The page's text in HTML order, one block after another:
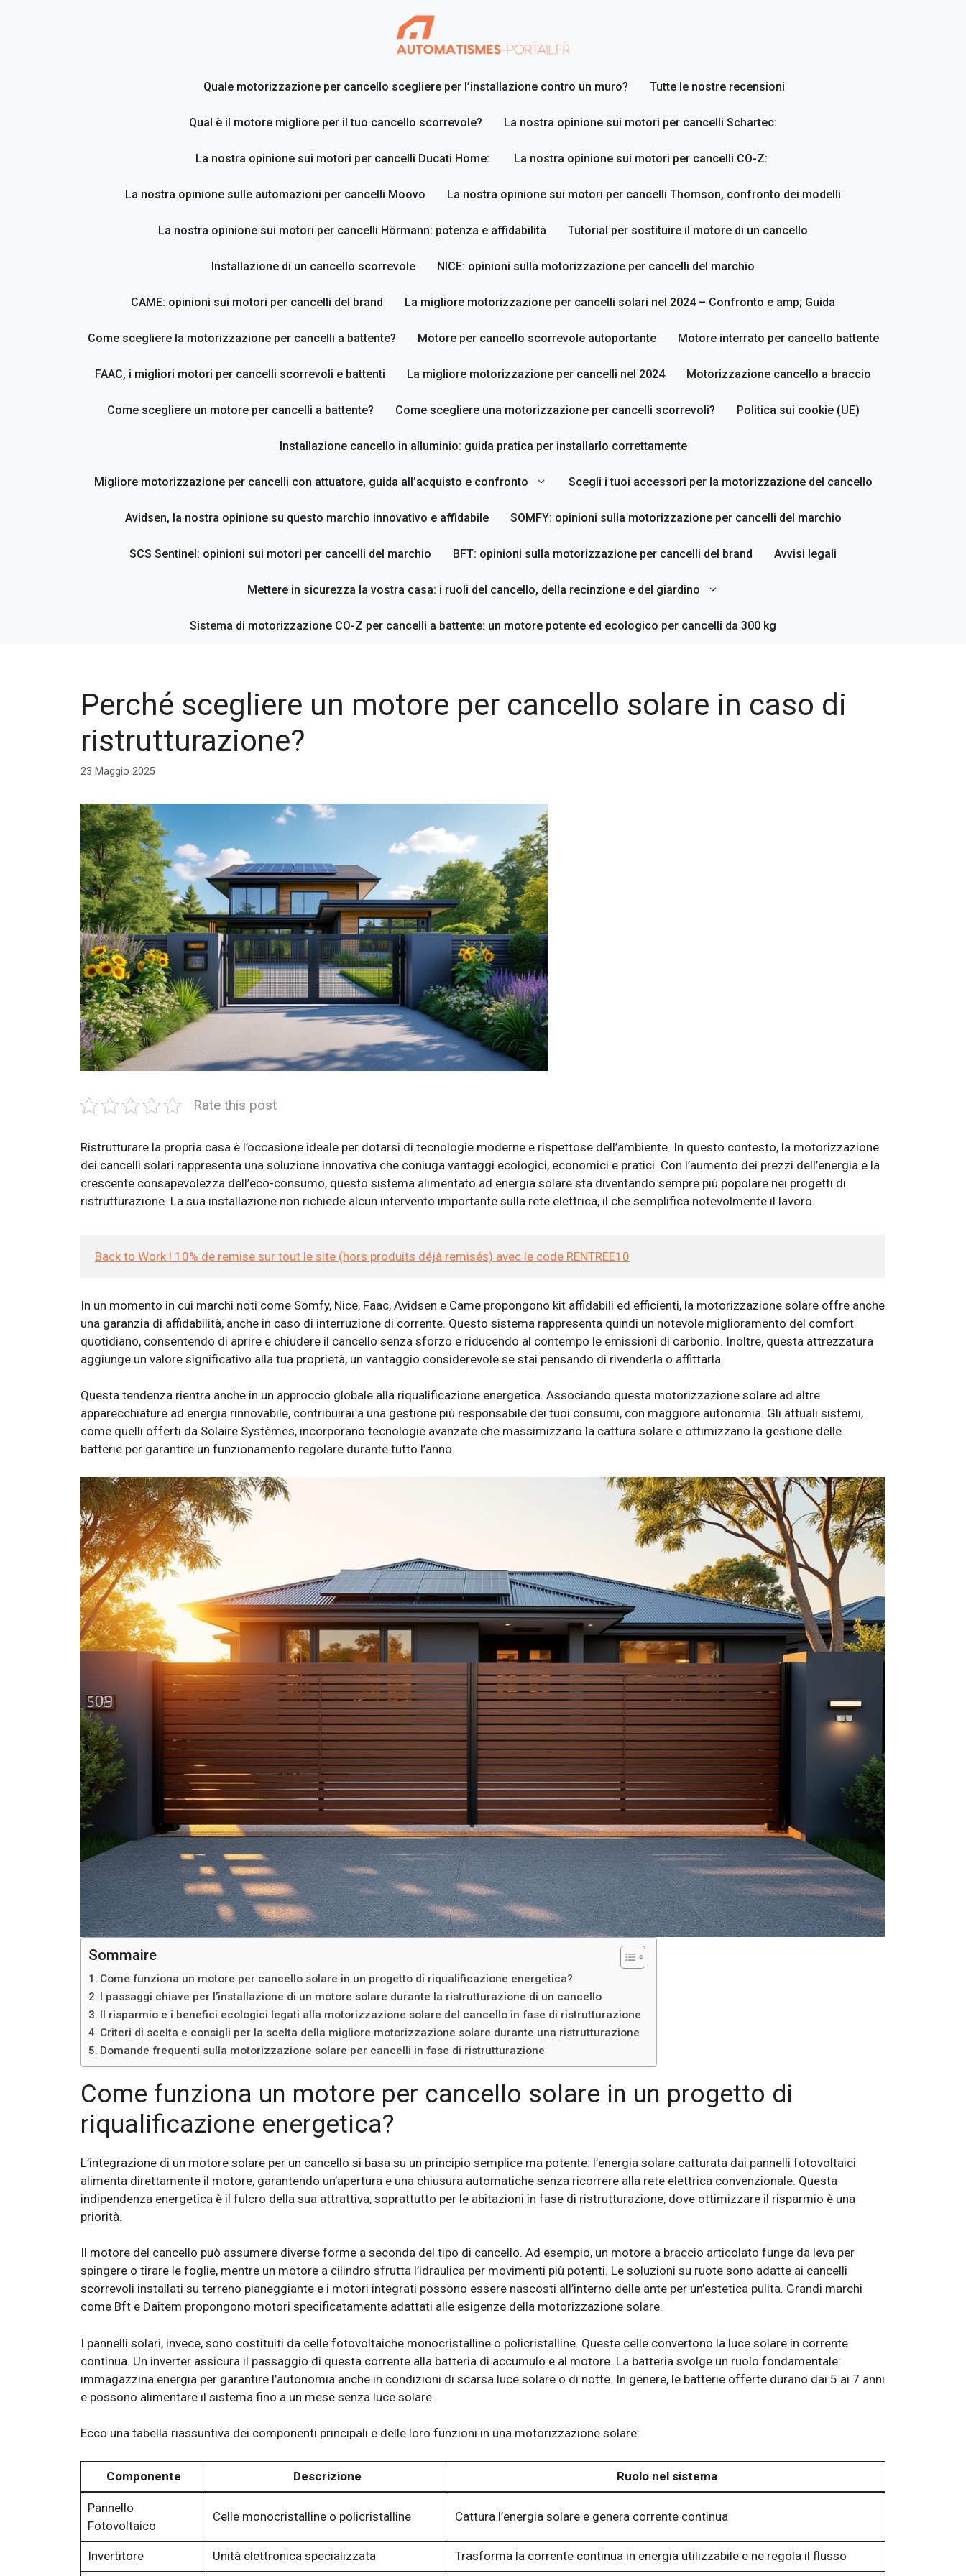
Quale motorizzazione per cancello scegliere per l’installazione contro un muro? Tutte le nostre recensioni
Qual è il motore migliore per il tuo cancello scorrevole? La nostra opinione sui motori per cancelli Schartec:
La nostra opinione sui motori per cancelli Ducati Home: La nostra opinione sui motori per cancelli CO-Z:
La nostra opinione sulle automazioni per cancelli Moovo La nostra opinione sui motori per cancelli Thomson, confronto dei modelli
La nostra opinione sui motori per cancelli Hörmann: potenza e affidabilità Tutorial per sostituire il motore di un cancello
Installazione di un cancello scorrevole NICE: opinioni sulla motorizzazione per cancelli del marchio
CAME: opinioni sui motori per cancelli del brand La migliore motorizzazione per cancelli solari nel 2024 – Confronto e amp; Guida
Come scegliere la motorizzazione per cancelli a battente? Motore per cancello scorrevole autoportante Motore interrato per cancello battente
FAAC, i migliori motori per cancelli scorrevoli e battenti La migliore motorizzazione per cancelli nel 2024 Motorizzazione cancello a braccio
Come scegliere un motore per cancelli a battente? Come scegliere una motorizzazione per cancelli scorrevoli? Politica sui cookie (UE)
Installazione cancello in alluminio: guida pratica per installarlo correttamente
Migliore motorizzazione per cancelli con attuatore, guida all’acquisto e confronto Scegli i tuoi accessori per la motorizzazione del cancello
Avidsen, la nostra opinione su questo marchio innovativo e affidabile SOMFY: opinioni sulla motorizzazione per cancelli del marchio
SCS Sentinel: opinioni sui motori per cancelli del marchio BFT: opinioni sulla motorizzazione per cancelli del brand Avvisi legali
Mettere in sicurezza la vostra casa: i ruoli del cancello, della recinzione e del giardino
Sistema di motorizzazione CO-Z per cancelli a battente: un motore potente ed ecologico per cancelli da 300 kg
Perché scegliere un motore per cancello solare in caso di
ristrutturazione?
23 Maggio 2025
Rate this post
Ristrutturare la propria casa è l’occasione ideale per dotarsi di tecnologie moderne e rispettose dell’ambiente. In questo contesto, la motorizzazione
dei cancelli solari rappresenta una soluzione innovativa che coniuga vantaggi ecologici, economici e pratici. Con l’aumento dei prezzi dell’energia e la
crescente consapevolezza dell’eco-consumo, questo sistema alimentato ad energia solare sta diventando sempre più popolare nei progetti di
ristrutturazione. La sua installazione non richiede alcun intervento importante sulla rete elettrica, il che semplifica notevolmente il lavoro.
Back to Work ! 10% de remise sur tout le site (hors produits déjà remisés) avec le code RENTREE10
In un momento in cui marchi noti come Somfy, Nice, Faac, Avidsen e Came propongono kit affidabili ed efficienti, la motorizzazione solare offre anche
una garanzia di affidabilità, anche in caso di interruzione di corrente. Questo sistema rappresenta quindi un notevole miglioramento del comfort
quotidiano, consentendo di aprire e chiudere il cancello senza sforzo e riducendo al contempo le emissioni di carbonio. Inoltre, questa attrezzatura
aggiunge un valore significativo alla tua proprietà, un vantaggio considerevole se stai pensando di rivenderla o affittarla.
Questa tendenza rientra anche in un approccio globale alla riqualificazione energetica. Associando questa motorizzazione solare ad altre
apparecchiature ad energia rinnovabile, contribuirai a una gestione più responsabile dei tuoi consumi, con maggiore autonomia. Gli attuali sistemi,
come quelli offerti da Solaire Systèmes, incorporano tecnologie avanzate che massimizzano la cattura solare e ottimizzano la gestione delle
batterie per garantire un funzionamento regolare durante tutto l’anno.
Sommaire
Come funziona un motore per cancello solare in un progetto di riqualificazione energetica?
I passaggi chiave per l’installazione di un motore solare durante la ristrutturazione di un cancello
Il risparmio e i benefici ecologici legati alla motorizzazione solare del cancello in fase di ristrutturazione
Criteri di scelta e consigli per la scelta della migliore motorizzazione solare durante una ristrutturazione
Domande frequenti sulla motorizzazione solare per cancelli in fase di ristrutturazione
Come funziona un motore per cancello solare in un progetto di
riqualificazione energetica?
L’integrazione di un motore solare per un cancello si basa su un principio semplice ma potente: l’energia solare catturata dai pannelli fotovoltaici
alimenta direttamente il motore, garantendo un’apertura e una chiusura automatiche senza ricorrere alla rete elettrica convenzionale. Questa
indipendenza energetica è il fulcro della sua attrattiva, soprattutto per le abitazioni in fase di ristrutturazione, dove ottimizzare il risparmio è una
priorità.
Il motore del cancello può assumere diverse forme a seconda del tipo di cancello. Ad esempio, un motore a braccio articolato funge da leva per
spingere o tirare le foglie, mentre un motore a cilindro sfrutta l’idraulica per movimenti più potenti. Le soluzioni su ruote sono adatte ai cancelli
scorrevoli installati su terreno pianeggiante e i motori integrati possono essere nascosti all’interno delle ante per un’estetica pulita. Grandi marchi
come Bft e Daitem propongono motori specificatamente adattati alle esigenze della motorizzazione solare.
I pannelli solari, invece, sono costituiti da celle fotovoltaiche monocristalline o policristalline. Queste celle convertono la luce solare in corrente
continua. Un inverter assicura il passaggio di questa corrente alla batteria di accumulo e al motore. La batteria svolge un ruolo fondamentale:
immagazzina energia per garantire l’autonomia anche in condizioni di scarsa luce solare o di notte. In genere, le batterie offerte durano dai 5 ai 7 anni
e possono alimentare il sistema fino a un mese senza luce solare.
Ecco una tabella riassuntiva dei componenti principali e delle loro funzioni in una motorizzazione solare:
Componente Descrizione Ruolo nel sistema
Pannello
Fotovoltaico
Celle monocristalline o policristalline Cattura l’energia solare e genera corrente continua
Invertitore Unità elettronica specializzata Trasforma la corrente continua in energia utilizzabile e ne regola il flusso